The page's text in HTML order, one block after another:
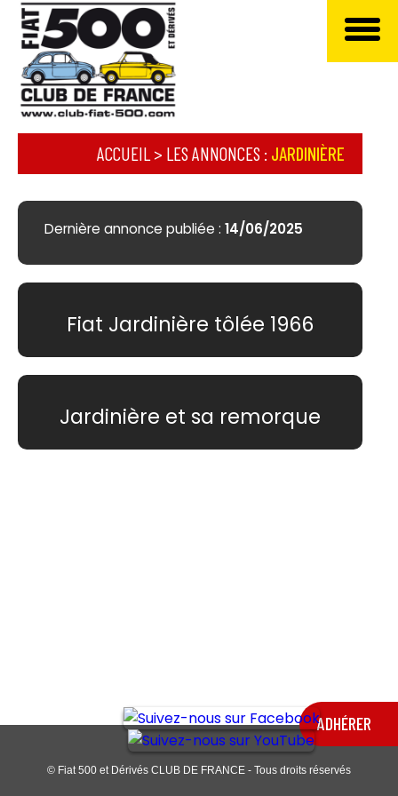
ACCUEIL > LES ANNONCES : JARDINIÈRE
Dernière annonce publiée : 14/06/2025
Fiat Jardinière tôlée 1966
Jardinière et sa remorque
ADHÉRER
© Fiat 500 et Dérivés CLUB DE FRANCE - Tous droits réservés